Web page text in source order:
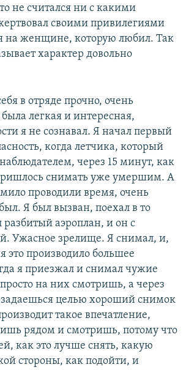
не считался ни с какими
своими привилегиями
на женщине, которую любил. Так
характер довольно
в отряде прочно, очень
легкая и интересная,
я не сознавал. Я начал первый
когда летчика, который
через 15 минут, как
снимать уже умершим. А
проводили время, очень
Я был вызван, поехал в то
разбитый аэроплан, и он с
Ужасное зрелище. Я снимал, и,
это производило большее
я приезжал и снимал чужие
на них смотришь, а через
задаешься целью хороший снимок
такое впечатление,
рядом и смотришь, потому что
как это лучше снять, какую
стороны, как подойти, и